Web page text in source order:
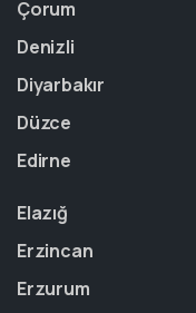
Çorum
Denizli
Diyarbakır
Düzce
Edirne
Elazığ
Erzincan
Erzurum